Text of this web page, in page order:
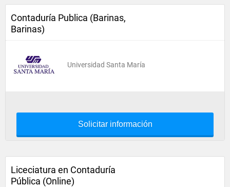
Contaduría Publica (Barinas,
Barinas)
Universidad Santa María
Solicitar información
Liceciatura en Contaduría
Pública (Online)